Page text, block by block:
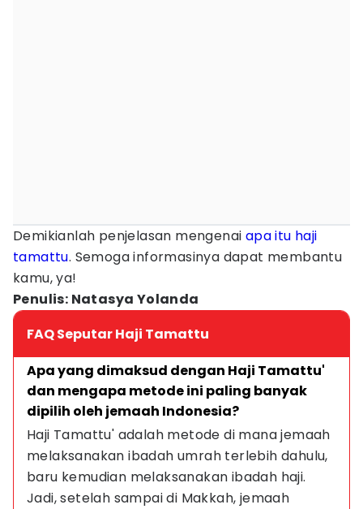
Demikianlah penjelasan mengenai apa itu haji
tamattu. Semoga informasinya dapat membantu
kamu, ya!
Penulis: Natasya Yolanda
FAQ Seputar Haji Tamattu
Apa yang dimaksud dengan Haji Tamattu'
dan mengapa metode ini paling banyak
dipilih oleh jemaah Indonesia?
Haji Tamattu' adalah metode di mana jemaah
melaksanakan ibadah umrah terlebih dahulu,
baru kemudian melaksanakan ibadah haji.
Jadi, setelah sampai di Makkah, jemaah